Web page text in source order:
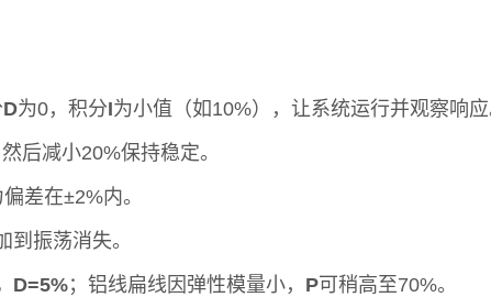
D为0，积分I为小值（如10%），让系统运行并观察响应
后减小20%保持稳定。
差在±2%内。
振荡消失。
D=5%；铝线扁线因弹性模量小， P可稍高至70%。